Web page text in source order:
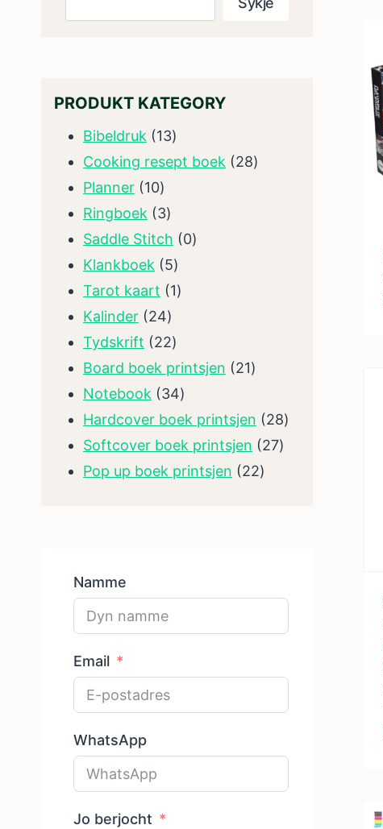
PRODUKT KATEGORY
Bibeldruk 1313
produkten
Cooking resept boek 2828
Planner 1010
produkten
Ringboek 33
produkten
Saddle Stitch 00
Klankboek 55
produkten
Tarot kaart 11
Kalinder 2424
produkten
Tydskrift 2222
produkten
Board boek printsjen 2121
Notebook 3434
produkten
Hardcover boek printsjen 2828
Softcover boek printsjen 2727
Pop up boek printsjen 2222
Namme
Email
WhatsApp
Jo berjocht